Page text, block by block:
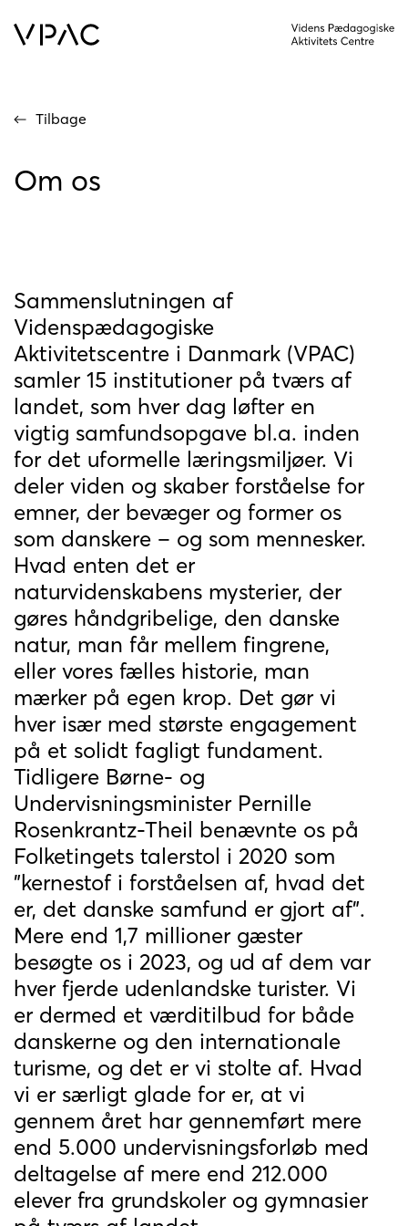
Tilbage
Om os
Sammenslutningen af
Videnspædagogiske
Aktivitetscentre i Danmark (VPAC)
samler 15 institutioner på tværs af
landet, som hver dag løfter en
vigtig samfundsopgave bl.a. inden
for det uformelle læringsmiljøer. Vi
deler viden og skaber forståelse for
emner, der bevæger og former os
som danskere – og som mennesker.
Hvad enten det er
naturvidenskabens mysterier, der
gøres håndgribelige, den danske
natur, man får mellem fingrene,
eller vores fælles historie, man
mærker på egen krop. Det gør vi
hver især med største engagement
på et solidt fagligt fundament.
Tidligere Børne- og
Undervisningsminister Pernille
Rosenkrantz-Theil benævnte os på
Folketingets talerstol i 2020 som
"kernestof i forståelsen af, hvad det
er, det danske samfund er gjort af".
Mere end 1,7 millioner gæster
besøgte os i 2023, og ud af dem var
hver fjerde udenlandske turister. Vi
er dermed et værditilbud for både
danskerne og den internationale
turisme, og det er vi stolte af. Hvad
vi er særligt glade for er, at vi
gennem året har gennemført mere
end 5.000 undervisningsforløb med
deltagelse af mere end 212.000
elever fra grundskoler og gymnasier